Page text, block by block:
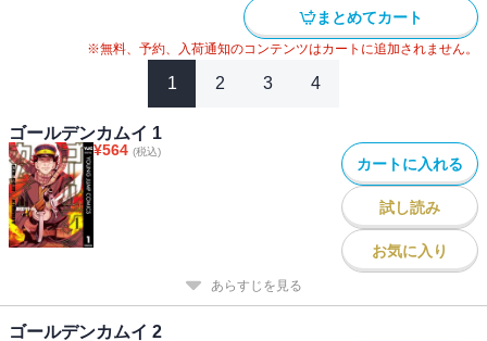
#
最強主人公コミック
2020年アニメ化 # 2024年映画化
まとめてカート
※無料、予約、入荷通知のコンテンツはカートに追加されません。
1 2 3 4
ゴールデンカムイ 1
¥564 (税込)
カートに入れる
試し読み
お気に入り
あらすじを見る
ゴールデンカムイ 2